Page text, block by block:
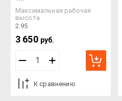
Максимальная рабочая
высота
2.95
3 650 руб.
К сравнению